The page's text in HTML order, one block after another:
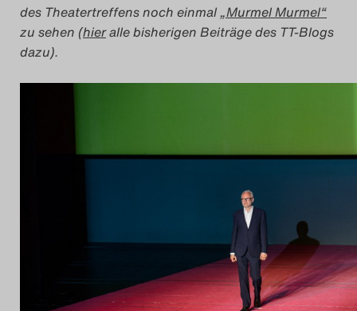
Impressum
des Theatertreffens noch einmal„Murmel Murmel“
zu sehen (hieralle bisherigen Beiträge des TT-Blogs
dazu).